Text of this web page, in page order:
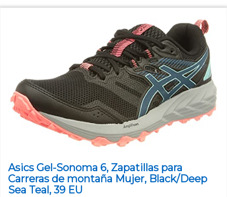
Asics Gel-Sonoma 6, Zapatillas para
Carreras de montaña Mujer, Black/Deep
Sea Teal, 39 EU